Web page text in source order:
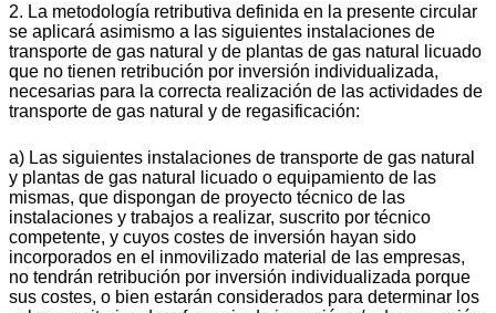
2. La metodología retributiva definida en la presente circular
se aplicará asimismo a las siguientes instalaciones de
transporte de gas natural y de plantas de gas natural licuado
que no tienen retribución por inversión individualizada,
necesarias para la correcta realización de las actividades de
transporte de gas natural y de regasificación:
a) Las siguientes instalaciones de transporte de gas natural
y plantas de gas natural licuado o equipamiento de las
mismas, que dispongan de proyecto técnico de las
instalaciones y trabajos a realizar, suscrito por técnico
competente, y cuyos costes de inversión hayan sido
incorporados en el inmovilizado material de las empresas,
no tendrán retribución por inversión individualizada porque
sus costes, o bien estarán considerados para determinar los